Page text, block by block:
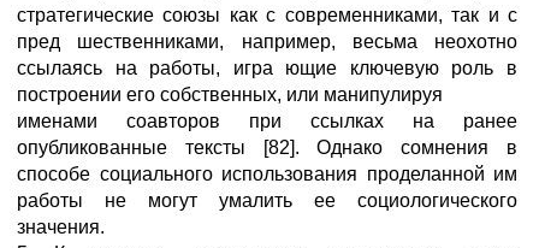
стратегические союзы как с современниками, так и с
пред шественниками, например, весьма неохотно
ссылаясь на работы, игра ющие ключевую роль в
построении его собственных, или манипулируя
именами соавторов при ссылках на ранее
опубликованные тексты [82]. Однако сомнения в
способе социального использования проделанной им
работы не могут умалить ее социологического
значения.